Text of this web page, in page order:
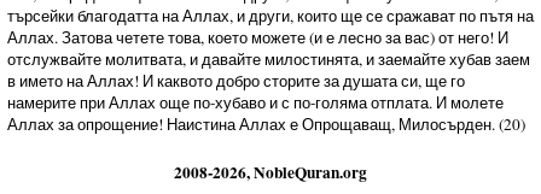
търсейки благодатта на Аллах, и други, които ще се сражават по пътя на
Аллах. Затова четете това, което можете (и е лесно за вас) от него! И
отслужвайте молитвата, и давайте милостинята, и заемайте хубав заем
в името на Аллах! И каквото добро сторите за душата си, ще го
намерите при Аллах още по-хубаво и с по-голяма отплата. И молете
Аллах за опрощение! Наистина Аллах е Опрощаващ, Милосърден. (20)
2008-2026, NobleQuran.org